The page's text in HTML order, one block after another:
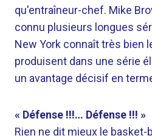
qu'entraîneur-chef. Mike
connu plusieurs longues
New York connaît très bien
produisent dans une série
un avantage décisif en
« Défense !!!… Défense !!! »
Rien ne dit mieux le basket-